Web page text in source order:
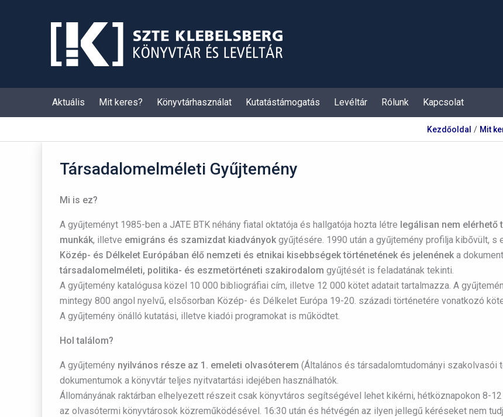
Aktuális Mit keres? Könyvtárhasználat Kutatástámogatás Levéltár Rólunk Kapcsolat
Kezdőoldal Mit
Társadalomelméleti Gyűjtemény
Mi is ez?
A gyűjteményt 1985-ben a JATE BTK néhány fiatal oktatója és hallgatója hozta létre legálisan nem elérhető
munkák, illetve emigráns és szamizdat kiadványok gyűjtésére. 1990 után a gyűjtemény profilja kibővült, s
Közép- és Délkelet Európában élő nemzeti és etnikai kisebbségek történetének és jelenének a
társadalomelméleti, politika- és eszmetörténeti szakirodalom gyűjtését is feladatának tekinti.
A gyűjtemény katalógusa közel 10 000 bibliográfiai cím, illetve 12 000 kötet adatait tartalmazza. A
mintegy 800 angol nyelvű, elsősorban Közép- és Délkelet Európa 19-20. századi történetére vonatkozó
A gyűjtemény önálló kutatási, illetve kiadói programokat is működtet.
Hol találom?
A gyűjtemény nyilvános része az 1. emeleti olvasóterem (Általános és társadalomtudományi szakolvasói
dokumentumok a könyvtár teljes nyitvatartási idejében használhatók.
Állományának raktárban elhelyezett részeit csak könyvtáros segítségével lehet kikérni, hétköznapokon 8-
az olvasótermi könyvtárosok közreműködésével. 16:30 után és hétvégén az ilyen jellegű kéréseket nem